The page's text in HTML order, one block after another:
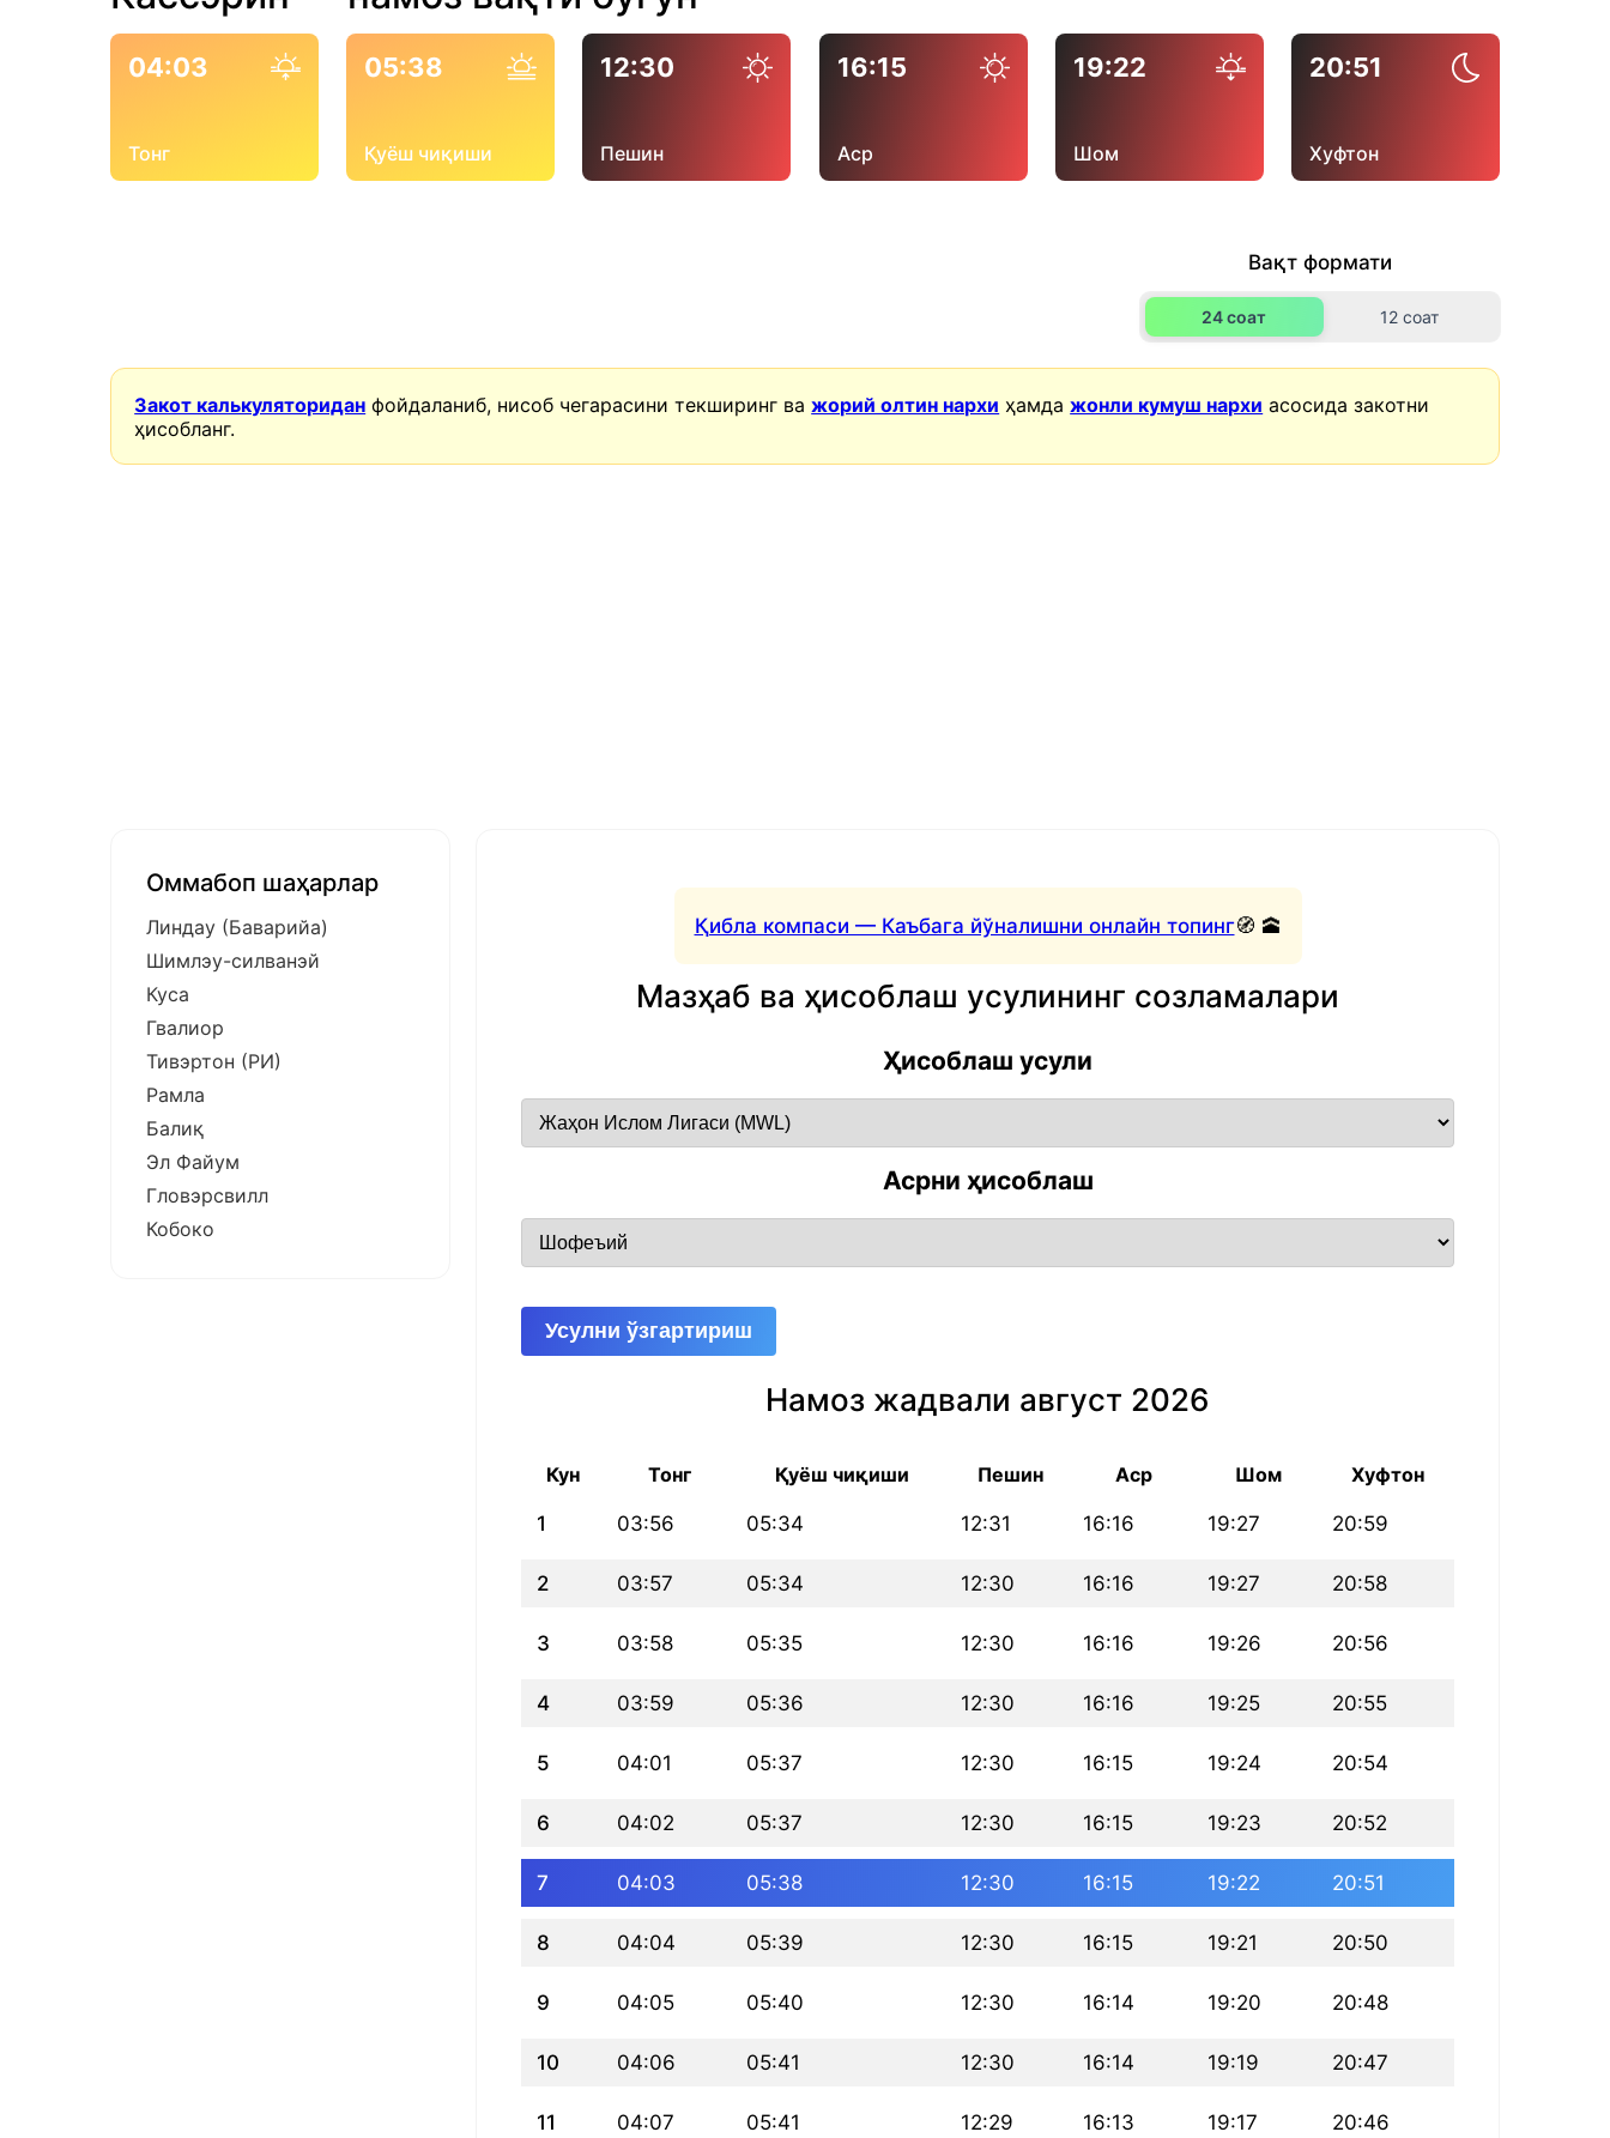
04:03
Тонг
05:38
Қуёш чиқиши
12:30
Пешин
16:15
Аср
19:22
Шом
20:51
Хуфтон
Вақт формати
24 соат 12 соат
Закот калькуляторидан фойдаланиб, нисоб чегарасини текширинг важорий олтин нархи ҳамдажонли кумуш нархи асосида закотни
ҳисобланг.
Қибла компаси — Каъбага йўналишни онлайн топинг🧭 🕋
Мазҳаб ва ҳисоблаш усулининг созламалари
Ҳисоблаш усули
Асрни ҳисоблаш
Усулни ўзгартириш
Намоз жадвали август 2026
Кун Тонг Қуёш чиқиши Пешин Аср Шом Хуфтон
1 03:56 05:34 12:31 16:16 19:27 20:59
2 03:57 05:34 12:30 16:16 19:27 20:58
3 03:58 05:35 12:30 16:16 19:26 20:56
4 03:59 05:36 12:30 16:16 19:25 20:55
5 04:01 05:37 12:30 16:15 19:24 20:54
6 04:02 05:37 12:30 16:15 19:23 20:52
7 04:03 05:38 12:30 16:15 19:22 20:51
8 04:04 05:39 12:30 16:15 19:21 20:50
9 04:05 05:40 12:30 16:14 19:20 20:48
10 04:06 05:41 12:30 16:14 19:19 20:47
11 04:07 05:41 12:29 16:13 19:17 20:46
Оммабоп шаҳарлар
Линдау (Баварийа)
Шимлэу-силванэй
Куса
Гвалиор
Тивэртон (РИ)
Рамла
Балиқ
Эл Файум
Гловэрсвилл
Кобоко